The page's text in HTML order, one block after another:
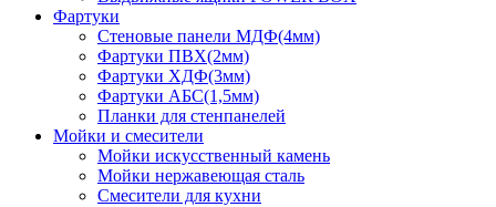
Фартуки
Стеновые панели МДФ(4мм)
Фартуки ПВХ(2мм)
Фартуки ХДФ(3мм)
Фартуки АБС(1,5мм)
Планки для стенпанелей
Мойки и смесители
Мойки искусственный камень
Мойки нержавеющая сталь
Смесители для кухни